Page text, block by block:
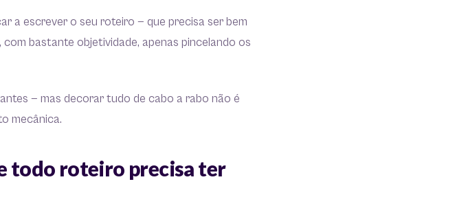
a escrever o seu roteiro — que precisa ser bem
bastante objetividade, apenas pincelando os
— mas decorar tudo de cabo a rabo não é
mecânica.
todo roteiro precisa ter